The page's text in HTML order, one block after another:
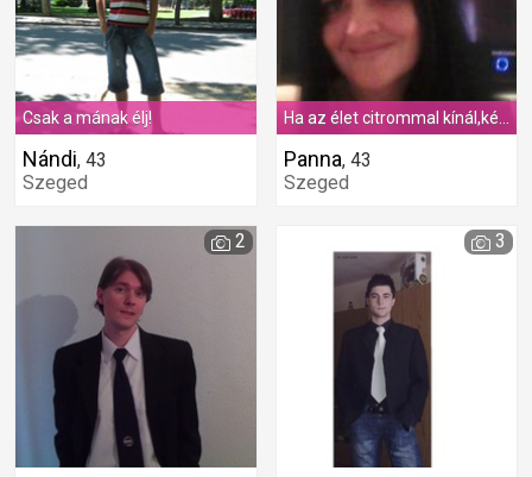
Csak a mának élj!
Nándi, 43
Szeged
Panna, 43
Szeged
2 3